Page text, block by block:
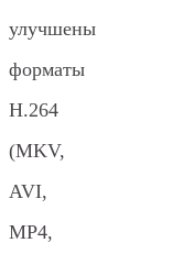
улучшены
форматы
H.264
(MKV,
AVI,
MP4,